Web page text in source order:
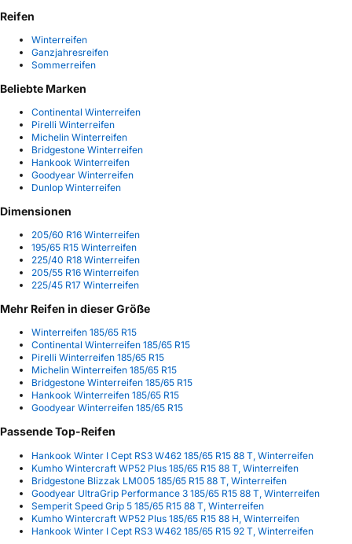
Reifen
Winterreifen
Ganzjahresreifen
Sommerreifen
Beliebte Marken
Continental Winterreifen
Pirelli Winterreifen
Michelin Winterreifen
Bridgestone Winterreifen
Hankook Winterreifen
Goodyear Winterreifen
Dunlop Winterreifen
Dimensionen
205/60 R16 Winterreifen
195/65 R15 Winterreifen
225/40 R18 Winterreifen
205/55 R16 Winterreifen
225/45 R17 Winterreifen
Mehr Reifen in dieser Größe
Winterreifen 185/65 R15
Continental Winterreifen 185/65 R15
Pirelli Winterreifen 185/65 R15
Michelin Winterreifen 185/65 R15
Bridgestone Winterreifen 185/65 R15
Hankook Winterreifen 185/65 R15
Goodyear Winterreifen 185/65 R15
Passende Top-Reifen
Hankook Winter I Cept RS3 W462 185/65 R15 88 T, Winterreifen
Kumho Wintercraft WP52 Plus 185/65 R15 88 T, Winterreifen
Bridgestone Blizzak LM005 185/65 R15 88 T, Winterreifen
Goodyear UltraGrip Performance 3 185/65 R15 88 T, Winterreifen
Semperit Speed Grip 5 185/65 R15 88 T, Winterreifen
Kumho Wintercraft WP52 Plus 185/65 R15 88 H, Winterreifen
Hankook Winter I Cept RS3 W462 185/65 R15 92 T, Winterreifen